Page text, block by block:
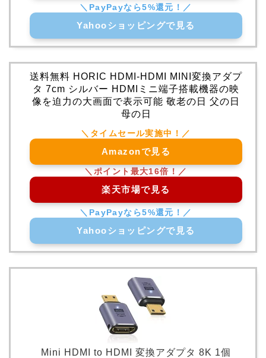
Yahooショッピングで見る
送料無料 HORIC HDMI-HDMI MINI変換アダプ
タ 7cm シルバー HDMIミニ端子搭載機器の映
像を迫力の大画面で表示可能 敬老の日 父の日
母の日
Amazonで見る
楽天市場で見る
Yahooショッピングで見る
Mini HDMI to HDMI 変換アダプタ 8K 1個